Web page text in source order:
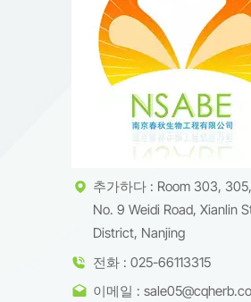
추가하다 : Room 303,
No. 9 Weidi Road, Xianlin
District, Nanjing
전화 : 025-66113315
이메일 :